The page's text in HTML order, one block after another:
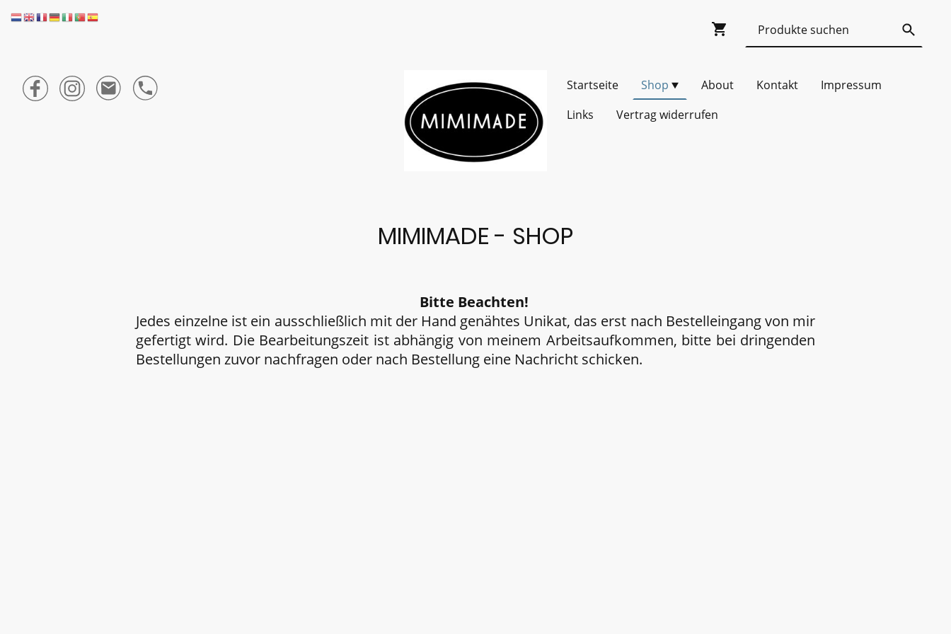
Startseite Shop About Kontakt
Impressum
Links
Vertrag widerrufen
MIMIMADE - SHOP
Bitte Beachten!
Jedes einzelne ist ein ausschließlich mit der Hand genähtes Unikat, das erst nach Bestelleingang von mir
gefertigt wird. Die Bearbeitungszeit ist abhängig von meinem Arbeitsaufkommen, bitte bei dringenden
Bestellungen zuvor nachfragen oder nach Bestellung eine Nachricht schicken.